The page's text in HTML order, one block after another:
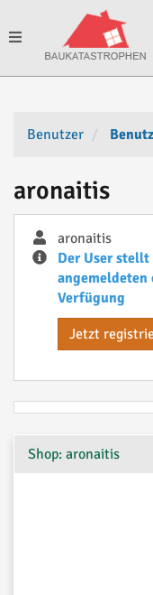
Toggle
Benutzer
aronaitis
aronaitis
Der User
angemeldeten
Verfügung
Jetzt
Shop: aronaitis